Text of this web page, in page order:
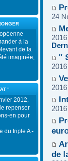
à la
de la
imaginée,
"
2012,
repenser
en pour
du triple A -
24
''
de